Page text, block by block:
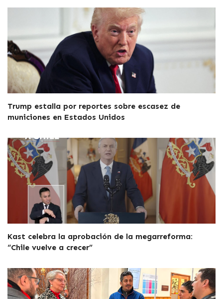
Trump estalla por reportes sobre escasez de
municiones en Estados Unidos
Kast celebra la aprobación de la megarreforma:
“Chile vuelve a crecer”